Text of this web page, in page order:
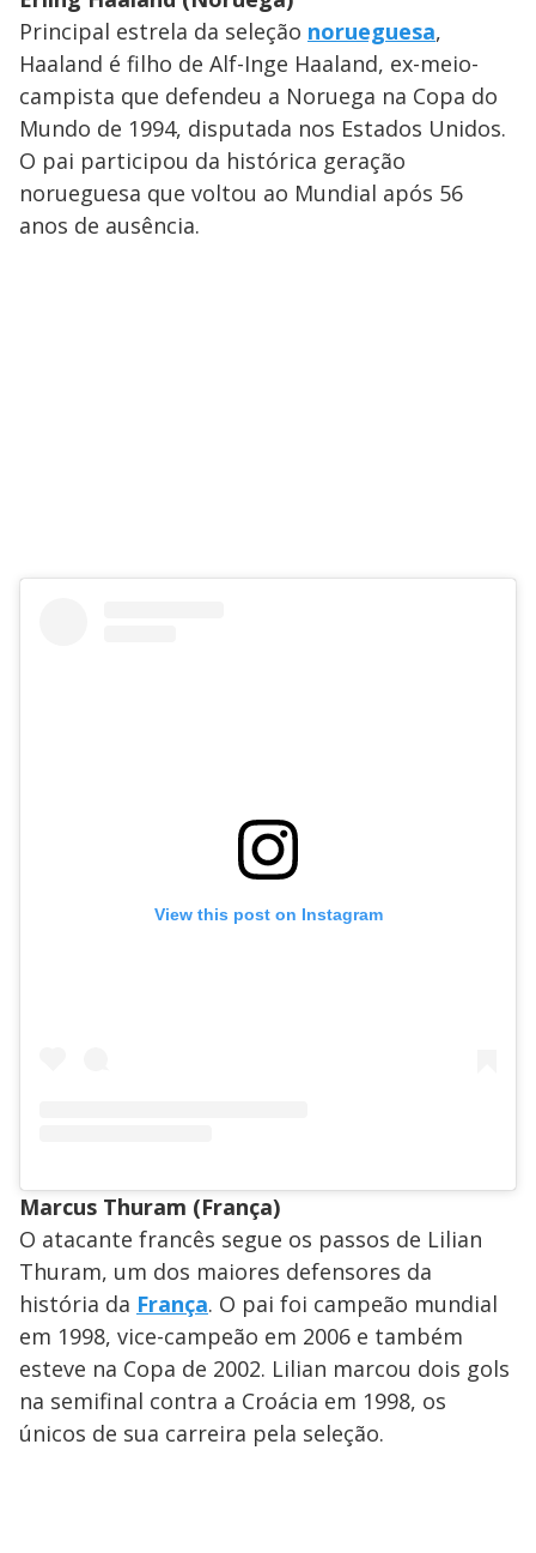
Principal estrela da seleção norueguesa,
Haaland é filho de Alf-Inge Haaland, ex-meio-
campista que defendeu a Noruega na Copa do
Mundo de 1994, disputada nos Estados Unidos.
O pai participou da histórica geração
norueguesa que voltou ao Mundial após 56
anos de ausência.
View this post on Instagram
Marcus Thuram (França)
O atacante francês segue os passos de Lilian
Thuram, um dos maiores defensores da
história da França. O pai foi campeão mundial
em 1998, vice-campeão em 2006 e também
esteve na Copa de 2002. Lilian marcou dois gols
na semifinal contra a Croácia em 1998, os
únicos de sua carreira pela seleção.